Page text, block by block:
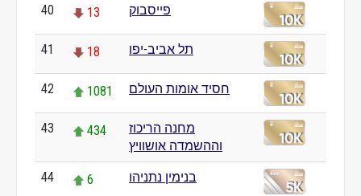
40 13 פייסבוק
41 18 תל אביב-יפו
42 1081 חסיד אומות העולם
43 434
מחנה הריכוז
וההשמדה אושוויץ
44 6 בנימין נתניהו